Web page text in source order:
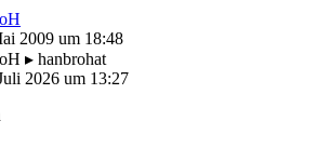
2009 um 18:48
▸ hanbrohat
2026 um 13:27